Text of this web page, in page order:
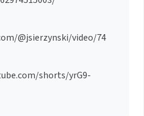
@jsierzynski/video/74
shorts/yrG9-